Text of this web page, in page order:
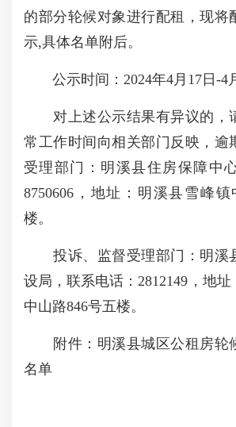
的部分轮候对象进行配租，现将
示,具体名单附后。
公示时间：2024年4月17日-4月
对上述公示结果有异议的，
常工作时间向相关部门反映，逾
受理部门：明溪县住房保障中
8750606，地址：明溪县雪峰镇
楼。
投诉、监督受理部门：明溪
设局，联系电话：2812149，地
中山路846号五楼。
附件：明溪县城区公租房轮
名单